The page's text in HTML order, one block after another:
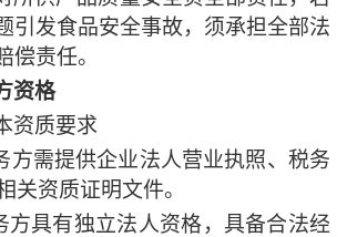
引发食品安全事故，须承担全部法
偿责任。
资格
资质要求
方需提供企业法人营业执照、税务
关资质证明文件。
方具有独立法人资格，具备合法经